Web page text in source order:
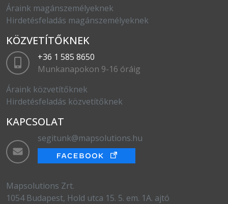
Áraink magánszemélyeknek
Hirdetésfeladás magánszemélyeknek
KÖZVETÍTŐKNEK
+36 1 585 8650
Munkanapokon 9-16 óráig
Áraink közvetítőknek
Hirdetésfeladás közvetítőknek
KAPCSOLAT
segitunk@mapsolutions.hu
Mapsolutions Zrt.
1054 Budapest, Hold utca 15. 5. em. 1A. ajtó